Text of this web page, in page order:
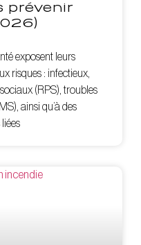
prévenir
exposent leurs
risques : infectieux,
(RPS), troubles
ainsi qu’à des